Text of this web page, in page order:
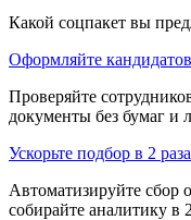
Какой соцпакет вы
Оформляйте
Проверяйте
документы без бумаг и
Ускорьте подбор в 2
Автоматизируйте сбор
собирайте аналитику в